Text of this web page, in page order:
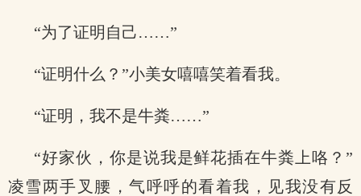
“为了证明自己……”
“证明什么？”小美女嘻嘻笑着看我。
“证明，我不是牛粪……”
“好家伙，你是说我是鲜花插在牛粪上咯？”
凌雪两手叉腰，气呼呼的看着我，见我没有反